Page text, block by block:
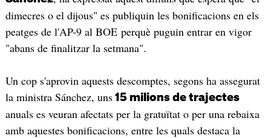
dimecres o el dijous" es publiquin les bonificacions en els
peatges de l'AP-9 al BOE perquè puguin entrar en vigor
"abans de finalitzar la setmana".
Un cop s'aprovin aquests descomptes, segons ha assegurat
la ministra Sánchez, uns15 milions de trajectes
anuals es veuran afectats per la gratuïtat o per una rebaixa
amb aquestes bonificacions, entre les quals destaca la